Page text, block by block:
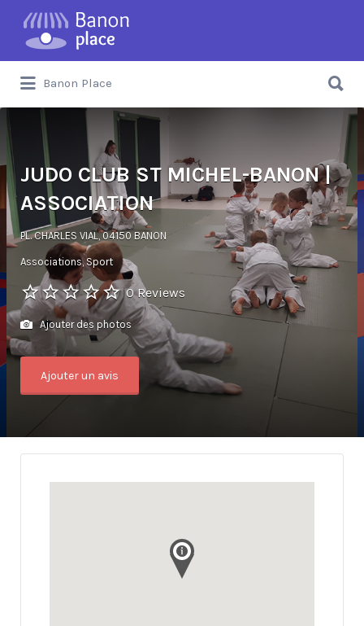
Banon Place
JUDO CLUB ST MICHEL-BANON |
ASSOCIATION
PL. CHARLES VIAL, 04150 BANON
Associations Sport
0 Reviews
Ajouter des photos
Ajouter un avis